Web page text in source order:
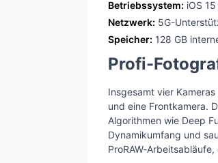
Betriebssystem: iOS 15
Netzwerk: 5G-
Speicher: 128 GB
Profi-
Insgesamt vier
und eine Frontkamera.
Algorithmen wie Deep
Dynamikumfang und